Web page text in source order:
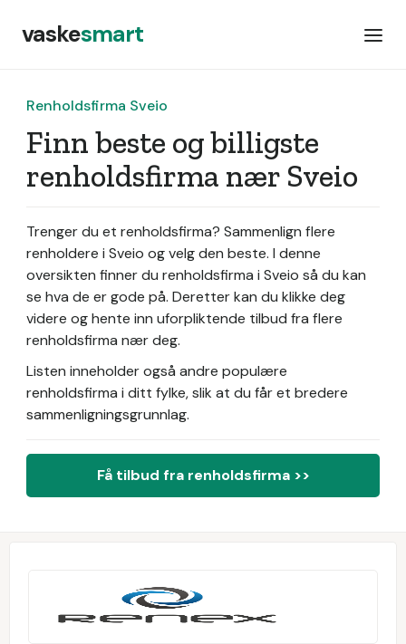
vaskesmart
Renholdsfirma Sveio
Finn beste og billigste
renholdsfirma nær Sveio
Trenger du et renholdsfirma? Sammenlign flere
renholdere i Sveio og velg den beste. I denne
oversikten finner du renholdsfirma i Sveio så du kan
se hva de er gode på. Deretter kan du klikke deg
videre og hente inn uforpliktende tilbud fra flere
renholdsfirma nær deg.
Listen inneholder også andre populære
renholdsfirma i ditt fylke, slik at du får et bredere
sammenligningsgrunnlag.
Få tilbud fra renholdsfirma >>